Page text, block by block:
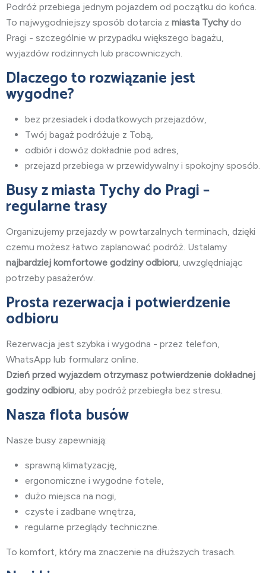
Podróż przebiega jednym pojazdem od początku do końca.
To najwygodniejszy sposób dotarcia z miasta Tychydo
Pragi - szczególnie w przypadku większego bagażu,
wyjazdów rodzinnych lub pracowniczych.
Dlaczego to rozwiązanie jest
wygodne?
bez przesiadek i dodatkowych przejazdów,
Twój bagaż podróżuje z Tobą,
odbiór i dowóz dokładnie pod adres,
przejazd przebiega w przewidywalny i spokojny sposób.
Busy z miasta Tychy do Pragi –
regularne trasy
Organizujemy przejazdy w powtarzalnych terminach, dzięki
czemu możesz łatwo zaplanować podróż. Ustalamy
najbardziej komfortowe godziny odbioru , uwzględniając
potrzeby pasażerów.
Prosta rezerwacja i potwierdzenie
odbioru
Rezerwacja jest szybka i wygodna - przez telefon,
WhatsApp lub formularz online.
Dzień przed wyjazdem otrzymasz potwierdzenie dokładnej
godziny odbioru , aby podróż przebiegła bez stresu.
Nasza flota busów
Nasze busy zapewniają:
sprawną klimatyzację,
ergonomiczne i wygodne fotele,
dużo miejsca na nogi,
czyste i zadbane wnętrza,
regularne przeglądy techniczne.
To komfort, który ma znaczenie na dłuższych trasach.